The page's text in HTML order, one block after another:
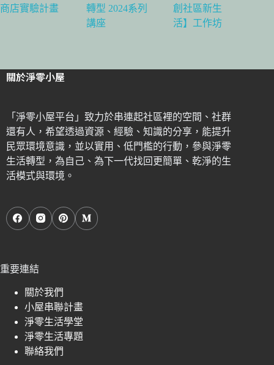
商店實驗計畫
轉型 2024系列
講座
創社區新生
活】工作坊
關於淨零小屋
「淨零小屋平台」致力於串連起社區裡的空間、社群
還有人，希望透過資源、經驗、知識的分享，能提升
民眾環境意識，並以實用、低門檻的行動，參與淨零
生活轉型，為自己、為下一代找回更簡單、乾淨的生
活模式與環境。
重要連結
關於我們
小屋串聯計畫
淨零生活學堂
淨零生活專題
聯絡我們